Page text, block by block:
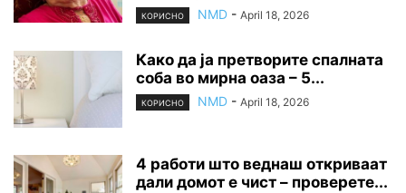
КОРИСНО NMD - April 18, 2026
Како да ја претворите спалната
соба во мирна оаза – 5...
КОРИСНО NMD - April 18, 2026
4 работи што веднаш откриваат
дали домот е чист – проверете...